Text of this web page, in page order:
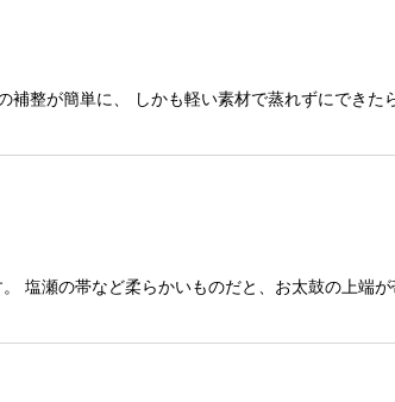
整が簡単に、 しかも軽い素材で蒸れずにできた
塩瀬の帯など柔らかいものだと、お太鼓の上端が